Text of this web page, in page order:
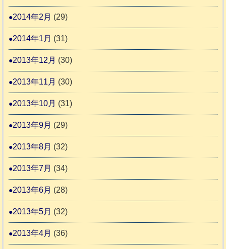
2014年2月 (29)
2014年1月 (31)
2013年12月 (30)
2013年11月 (30)
2013年10月 (31)
2013年9月 (29)
2013年8月 (32)
2013年7月 (34)
2013年6月 (28)
2013年5月 (32)
2013年4月 (36)